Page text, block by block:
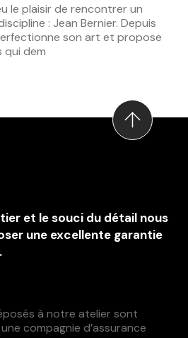
le plaisir de rencontrer un
: Jean Bernier. Depuis
son art et propose
dem
et le souci du détail nous
une excellente garantie
à notre atelier sont
compagnie d’assurance